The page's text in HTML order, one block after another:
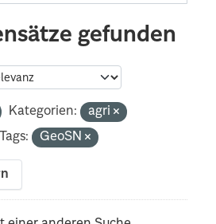
gefunden
Kategorien:
agri
Tags: GeoSN